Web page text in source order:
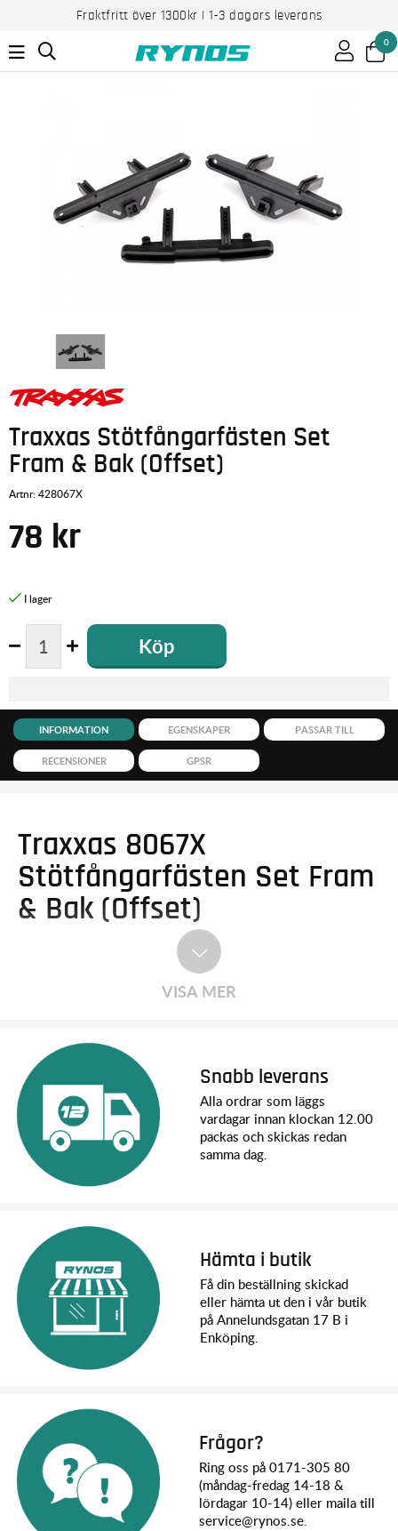
Fraktfritt över 1300kr | 1-3 dagars leverans
0
Traxxas Stötfångarfästen Set
Fram & Bak (Offset)
Artnr:428067X
78 kr
Köp
INFORMATION EGENSKAPER PASSAR TILL
RECENSIONER GPSR
Traxxas 8067X
Stötfångarfästen Set Fram
& Bak (Offset)
VISA MER
Snabb leverans
Alla ordrar som läggs
vardagar innan klockan 12.00
packas och skickas redan
samma dag.
Hämta i butik
Få din beställning skickad
eller hämta ut den i vår butik
på Annelundsgatan 17 B i
Enköping.
Frågor?
Ring oss på 0171-305 80
(måndag-fredag 14-18 &
lördagar 10-14) eller maila till
service@rynos.se.